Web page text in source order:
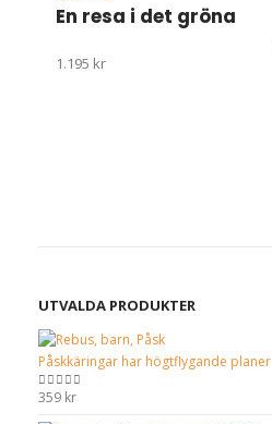
En resa i det gröna
1.195 kr
UTVALDA PRODUKTER
Påskkäringar har högtflygande planer
0out of 5
359 kr